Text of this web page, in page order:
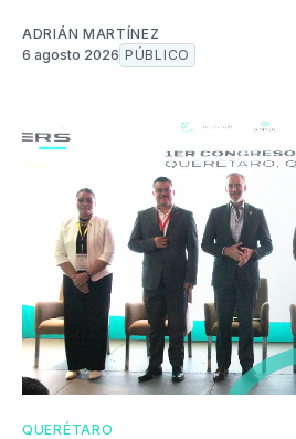
ADRIÁN MARTÍNEZ
6 agosto 2026 PÚBLICO
QUERÉTARO